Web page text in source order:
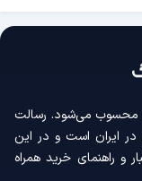
محسوب می‌شود. رسالت
ایران است و در این
و راهنمای خرید همراه